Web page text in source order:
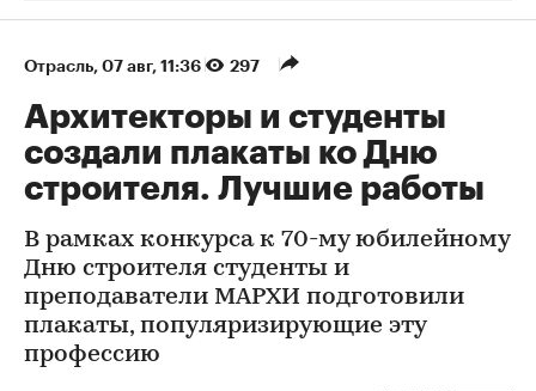
Отрасль⁠, 07 авг, 11:36 297
Архитекторы и студенты
создали плакаты ко Дню
строителя. Лучшие работы
В рамках конкурса к 70-му юбилейному
Дню строителя студенты и
преподаватели МАРХИ подготовили
плакаты, популяризирующие эту
профессию